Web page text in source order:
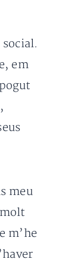
em
meu
m’he